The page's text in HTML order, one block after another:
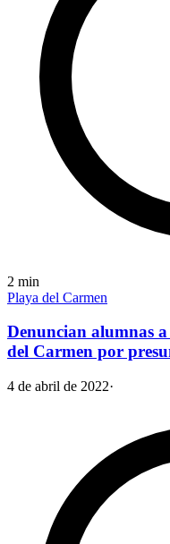
2 min
Playa del Carmen
Denuncian alumnas
del Carmen por
4 de abril de 2022·